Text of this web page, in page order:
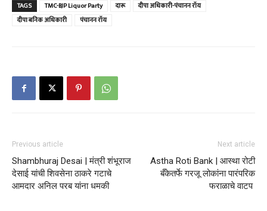
TAGS TMC-BJP Liquor Party दारू
दीपा अधिकारी-पंचानन रॉय
दीपा बनिक अधिकारी
पंचानन रॉय
Previous article
Shambhuraj Desai | मंत्री शंभूराज
देसाई यांची शिवसेना ठाकरे गटाचे
आमदार अनिल परब यांना धमकी
Next article
Astha Roti Bank | आस्था रोटी
बँकेतर्फे गरजू लोकांना पारंपरिक
फराळाचे वाटप